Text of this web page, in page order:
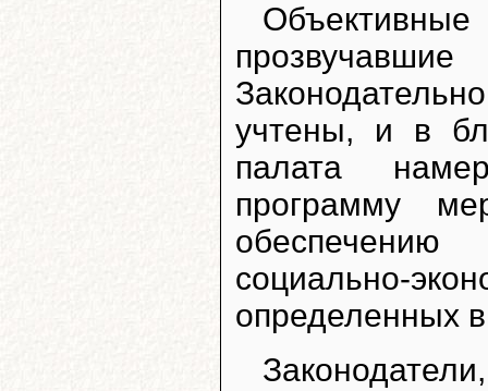
учтены, и в
палата
программу
социально-
определенных